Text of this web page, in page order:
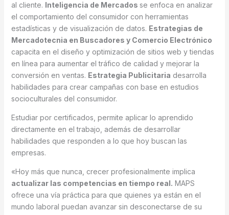
al cliente. Inteligencia de Mercados se enfoca en analizar
el comportamiento del consumidor con herramientas
estadísticas y de visualización de datos. Estrategias de
Mercadotecnia en Buscadores y Comercio Electrónico
capacita en el diseño y optimización de sitios web y tiendas
en línea para aumentar el tráfico de calidad y mejorar la
conversión en ventas. Estrategia Publicitaria desarrolla
habilidades para crear campañas con base en estudios
socioculturales del consumidor.
Estudiar por certificados, permite aplicar lo aprendido
directamente en el trabajo, además de desarrollar
habilidades que responden a lo que hoy buscan las
empresas.
«Hoy más que nunca, crecer profesionalmente implica
actualizar las competencias en tiempo real. MAPS
ofrece una vía práctica para que quienes ya están en el
mundo laboral puedan avanzar sin desconectarse de su